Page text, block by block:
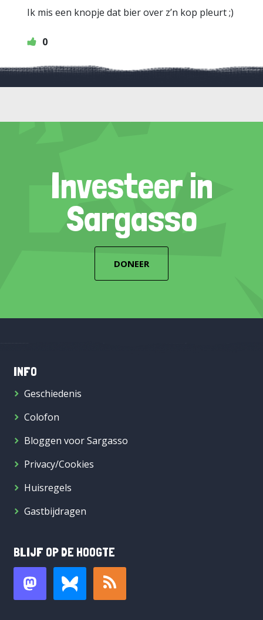
Ik mis een knopje dat bier over z’n kop pleurt ;)
0
Investeer in
Sargasso
DONEER
INFO
Geschiedenis
Colofon
Bloggen voor Sargasso
Privacy/Cookies
Huisregels
Gastbijdragen
BLIJF OP DE HOOGTE